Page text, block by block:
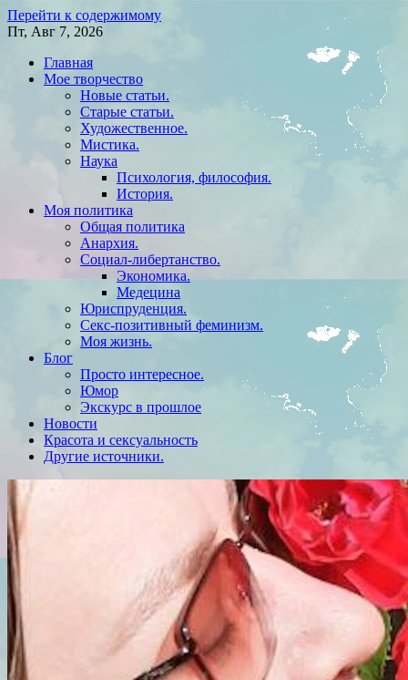
Перейти к содержимому
Пт, Авг 7, 2026
Главная
Мое творчество
Новые статьи.
Старые статьи.
Художественное.
Мистика.
Наука
Психология, философия.
История.
Моя политика
Общая политика
Анархия.
Социал-либертанство.
Экономика.
Медецина
Юриспруденция.
Секс-позитивный феминизм.
Моя жизнь.
Блог
Просто интересное.
Юмор
Экскурс в прошлое
Новости
Красота и сексуальность
Другие источники.